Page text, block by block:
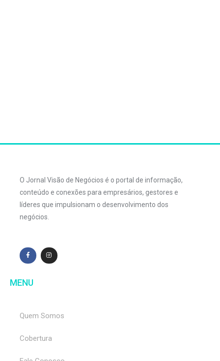
O Jornal Visão de Negócios é o portal de informação,
conteúdo e conexões para empresários, gestores e
líderes que impulsionam o desenvolvimento dos
negócios.
MENU
Quem Somos
Cobertura